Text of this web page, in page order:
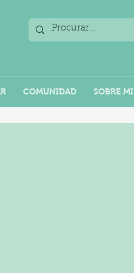
COMUNIDAD SOBRE MI